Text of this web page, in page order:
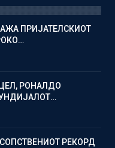
ПРИЈАТЕЛСКИОТ
РОНАЛДО
РЕКОРД